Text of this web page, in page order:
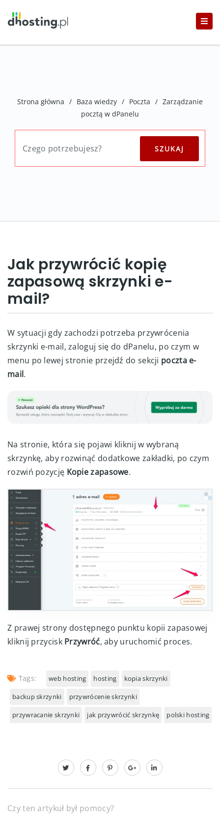
Strona główna / Baza wiedzy / Poczta / Zarządzanie
pocztą w dPanelu
Jak przywrócić kopię
zapasową skrzynki e-
mail?
W sytuacji gdy zachodzi potrzeba przywrócenia
skrzynki e-mail, zaloguj się do dPanelu, po czym w
menu po lewej stronie przejdź do sekcji poczta e-
mail.
Na stronie, która się pojawi kliknij w wybraną
skrzynkę, aby rozwinąć dodatkowe zakładki, po czym
rozwiń pozycję Kopie zapasowe.
Z prawej strony dostępnego punktu kopii zapasowej
kliknij przycisk Przywróć, aby uruchomić proces.
Tags: web hosting hosting kopia skrzynki
backup skrzynki przywrócenie skrzynki
przywracanie skrzynki jak przywrócić skrzynkę polski hosting
Czy ten artykuł był pomocy?